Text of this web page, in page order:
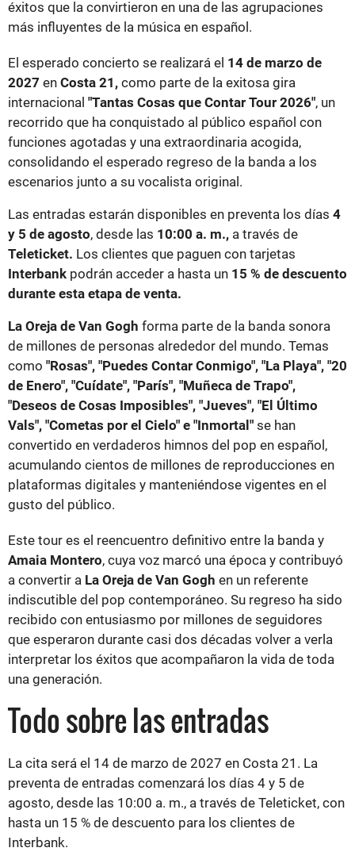
éxitos que la convirtieron en una de las agrupaciones
más influyentes de la música en español.
El esperado concierto se realizará el 14 de marzo de
2027 en Costa 21, como parte de la exitosa gira
internacional "Tantas Cosas que Contar Tour 2026", un
recorrido que ha conquistado al público español con
funciones agotadas y una extraordinaria acogida,
consolidando el esperado regreso de la banda a los
escenarios junto a su vocalista original.
Las entradas estarán disponibles en preventa los días 4
y 5 de agosto, desde las 10:00 a. m., a través de
Teleticket. Los clientes que paguen con tarjetas
Interbank podrán acceder a hasta un 15 % de descuento
durante esta etapa de venta.
La Oreja de Van Gogh forma parte de la banda sonora
de millones de personas alrededor del mundo. Temas
como "Rosas", "Puedes Contar Conmigo", "La Playa", "20
de Enero", "Cuídate", "París", "Muñeca de Trapo",
"Deseos de Cosas Imposibles", "Jueves", "El Último
Vals", "Cometas por el Cielo" e "Inmortal" se han
convertido en verdaderos himnos del pop en español,
acumulando cientos de millones de reproducciones en
plataformas digitales y manteniéndose vigentes en el
gusto del público.
Este tour es el reencuentro definitivo entre la banda y
Amaia Montero, cuya voz marcó una época y contribuyó
a convertir a La Oreja de Van Gogh en un referente
indiscutible del pop contemporáneo. Su regreso ha sido
recibido con entusiasmo por millones de seguidores
que esperaron durante casi dos décadas volver a verla
interpretar los éxitos que acompañaron la vida de toda
una generación.
Todo sobre las entradas
La cita será el 14 de marzo de 2027 en Costa 21. La
preventa de entradas comenzará los días 4 y 5 de
agosto, desde las 10:00 a. m., a través de Teleticket, con
hasta un 15 % de descuento para los clientes de
Interbank.